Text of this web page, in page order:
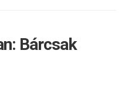
Bárcsak